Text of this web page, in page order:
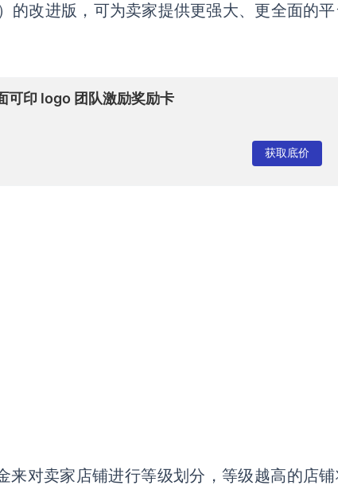
改进版，可为卖家提供更强大、更全面的
可印 logo 团队激励奖励卡
获取底价
对卖家店铺进行等级划分，等级越高的店